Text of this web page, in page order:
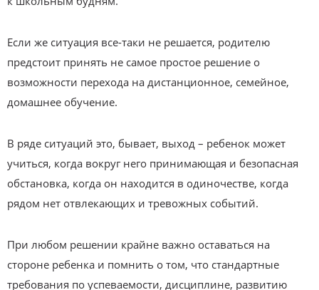
Если же ситуация все-таки не решается, родителю
предстоит принять не самое простое решение о
возможности перехода на дистанционное, семейное,
домашнее обучение.
В ряде ситуаций это, бывает, выход – ребенок может
учиться, когда вокруг него принимающая и безопасная
обстановка, когда он находится в одиночестве, когда
рядом нет отвлекающих и тревожных событий.
При любом решении крайне важно оставаться на
стороне ребенка и помнить о том, что стандартные
требования по успеваемости, дисциплине, развитию